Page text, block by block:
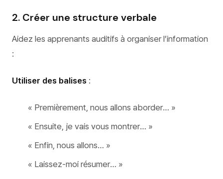
2. Créer une structure verbale
Aidez les apprenants auditifs à organiser l’information
:
Utiliser des balises :
« Premièrement, nous allons aborder… »
« Ensuite, je vais vous montrer… »
« Enfin, nous allons… »
« Laissez-moi résumer… »